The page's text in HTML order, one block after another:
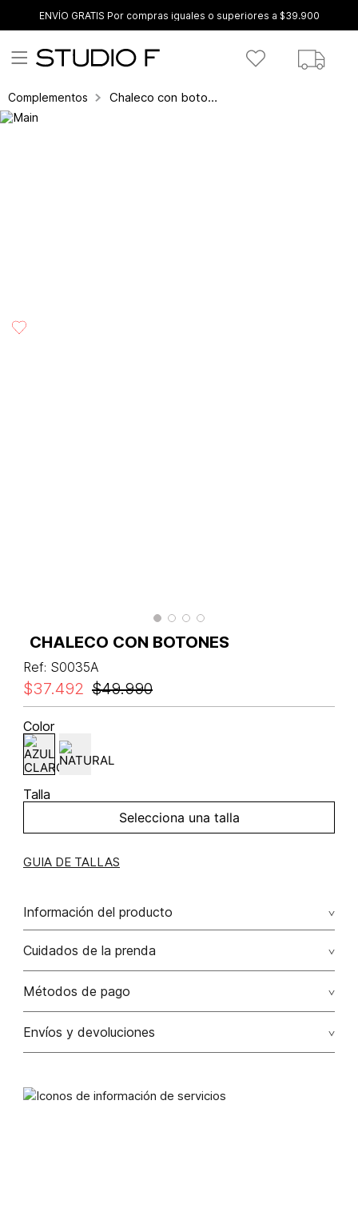
ENVÍO GRATIS Por compras iguales o superiores a $39.900
Complementos Chaleco con botones
CHALECO CON BOTONES
Ref: S0035A
$49.990
$37.492
Color
Talla
Selecciona una talla
GUIA DE TALLAS
Información del producto
Chaleco con botones 100.00% lino/linen
Cuidados de la prenda
Métodos de pago
Tarjetas de crédito: Visa, Dinners, Master Card y American
Envíos y devoluciones
referencia en nuestras tiendas de línea del país podrán